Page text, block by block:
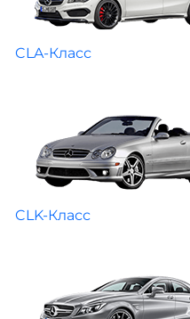
CLA-Класс
CLK-Класс